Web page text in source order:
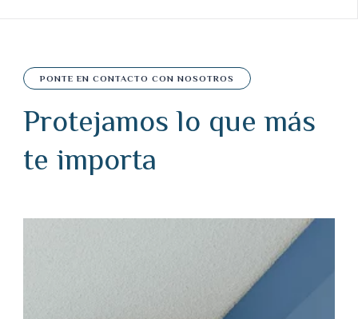
PONTE EN CONTACTO CON NOSOTROS
Protejamos lo que más
te importa